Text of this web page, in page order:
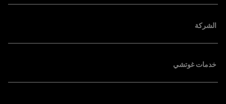
الشركة
خدمات غوتشي